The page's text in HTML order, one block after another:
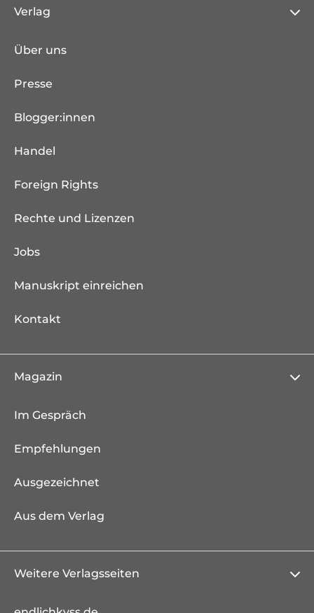
Verlag
Über uns
Presse
Blogger:innen
Handel
Foreign Rights
Rechte und Lizenzen
Jobs
Manuskript einreichen
Kontakt
Magazin
Im Gespräch
Empfehlungen
Ausgezeichnet
Aus dem Verlag
Weitere Verlagsseiten